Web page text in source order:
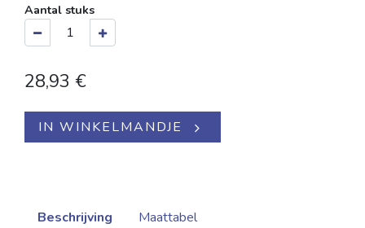
Aantal stuks
28,93 €
IN WINKELMANDJE
Beschrijving Maattabel